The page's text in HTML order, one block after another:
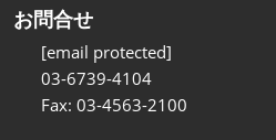
お問合せ
[email protected]
03-6739-4104
Fax: 03-4563-2100